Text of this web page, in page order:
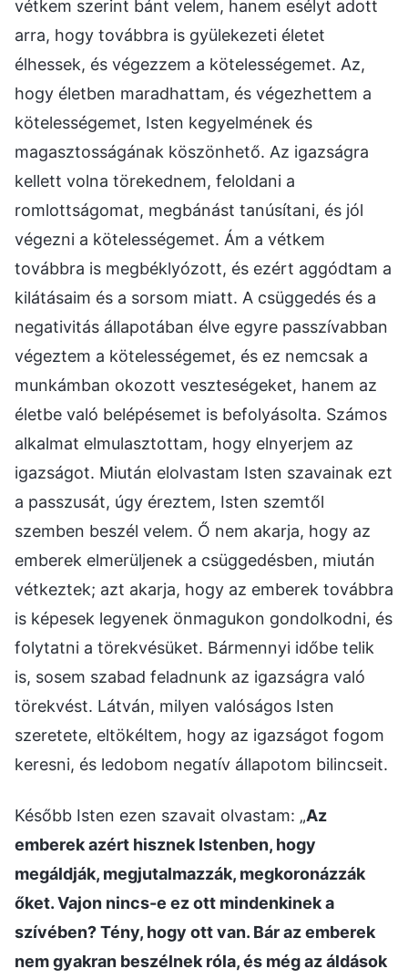
vétkem szerint bánt velem, hanem esélyt adott
arra, hogy továbbra is gyülekezeti életet
élhessek, és végezzem a kötelességemet. Az,
hogy életben maradhattam, és végezhettem a
kötelességemet, Isten kegyelmének és
magasztosságának köszönhető. Az igazságra
kellett volna törekednem, feloldani a
romlottságomat, megbánást tanúsítani, és jól
végezni a kötelességemet. Ám a vétkem
továbbra is megbéklyózott, és ezért aggódtam a
kilátásaim és a sorsom miatt. A csüggedés és a
negativitás állapotában élve egyre passzívabban
végeztem a kötelességemet, és ez nemcsak a
munkámban okozott veszteségeket, hanem az
életbe való belépésemet is befolyásolta. Számos
alkalmat elmulasztottam, hogy elnyerjem az
igazságot. Miután elolvastam Isten szavainak ezt
a passzusát, úgy éreztem, Isten szemtől
szemben beszél velem. Ő nem akarja, hogy az
emberek elmerüljenek a csüggedésben, miután
vétkeztek; azt akarja, hogy az emberek továbbra
is képesek legyenek önmagukon gondolkodni, és
folytatni a törekvésüket. Bármennyi időbe telik
is, sosem szabad feladnunk az igazságra való
törekvést. Látván, milyen valóságos Isten
szeretete, eltökéltem, hogy az igazságot fogom
keresni, és ledobom negatív állapotom bilincseit.
Később Isten ezen szavait olvastam: „Az
emberek azért hisznek Istenben, hogy
megáldják, megjutalmazzák, megkoronázzák
őket. Vajon nincs-e ez ott mindenkinek a
szívében? Tény, hogy ott van. Bár az emberek
nem gyakran beszélnek róla, és még az áldások